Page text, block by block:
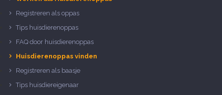
Registreren als oppas
Tips huisdierenoppas
FAQ door huisdierenoppas
Huisdierenoppas vinden
Registreren als baasje
Tips huisdiereigenaar